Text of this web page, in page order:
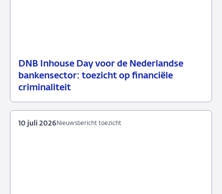
DNB Inhouse Day voor de Nederlandse
bankensector: toezicht op financiële
criminaliteit
16
juli
Nieuwsbericht
toezicht
Nieuwsbericht toezicht
10 juli 2026